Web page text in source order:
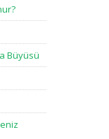
Büyüsü